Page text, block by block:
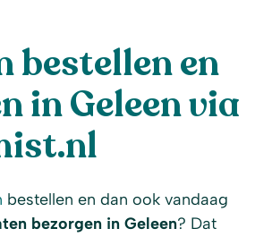
bestellen en
in Geleen via
bestellen en dan ook vandaag
bezorgen in Geleen? Dat